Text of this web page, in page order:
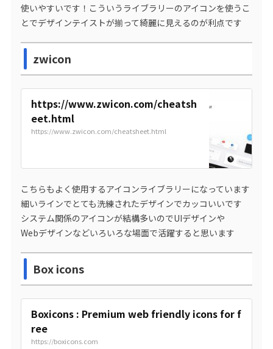
使いやすいです！こういうライブラリーのアイコンを使うこ
とでデザインテイストが揃って綺麗に見えるのが利点です
zwicon
https://www.zwicon.com/cheatsh
eet.html
https://www.zwicon.com/cheatsheet.html
こちらもよく使用するアイコンライブラリーになっています
細いラインでとても洗練されたデザインでカッコいいです
システム関係のアイコンが結構多いのでUIデザインや
Webデザインなどいろいろな場面で活躍すると思います
Box icons
Boxicons : Premium web friendly icons for f
ree
https://boxicons.com